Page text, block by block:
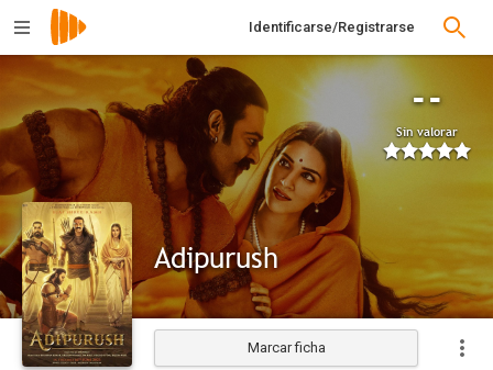
Identificarse/Registrarse
--
Sin valorar
Adipurush
Marcar ficha